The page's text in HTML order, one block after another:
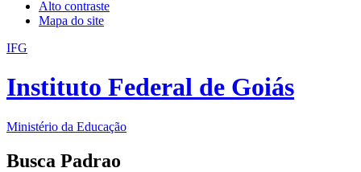
Alto contraste
Mapa do site
IFG
Instituto Federal de Goiás
Ministério da Educação
Busca Padrao